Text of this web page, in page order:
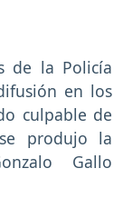
de la Policía
en los
culpable de
produjo la
Gallo